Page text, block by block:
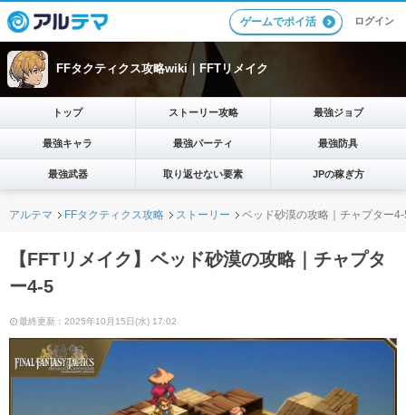
ゲームでポイ活 ログイン
FFタクティクス攻略wiki｜FFTリメイク
トップ ストーリー攻略 最強ジョブ
最強キャラ 最強パーティ 最強防具
最強武器 取り返せない要素 JPの稼ぎ方
アルテマ FFタクティクス攻略 ストーリー ベッド砂漠の攻略｜チャプター
【FFTリメイク】ベッド砂漠の攻略｜チャプタ
ー4-5
最終更新：2025年10月15日(水) 17:02